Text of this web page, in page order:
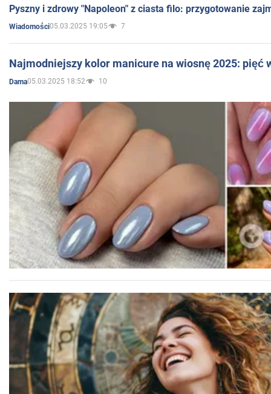
Pyszny i zdrowy "Napoleon" z ciasta filo: przygotowanie
Wiadomości05.03.2025 19:05 7
Najmodniejszy kolor manicure na wiosnę 2025: pięć
Dama05.03.2025 18:52 10